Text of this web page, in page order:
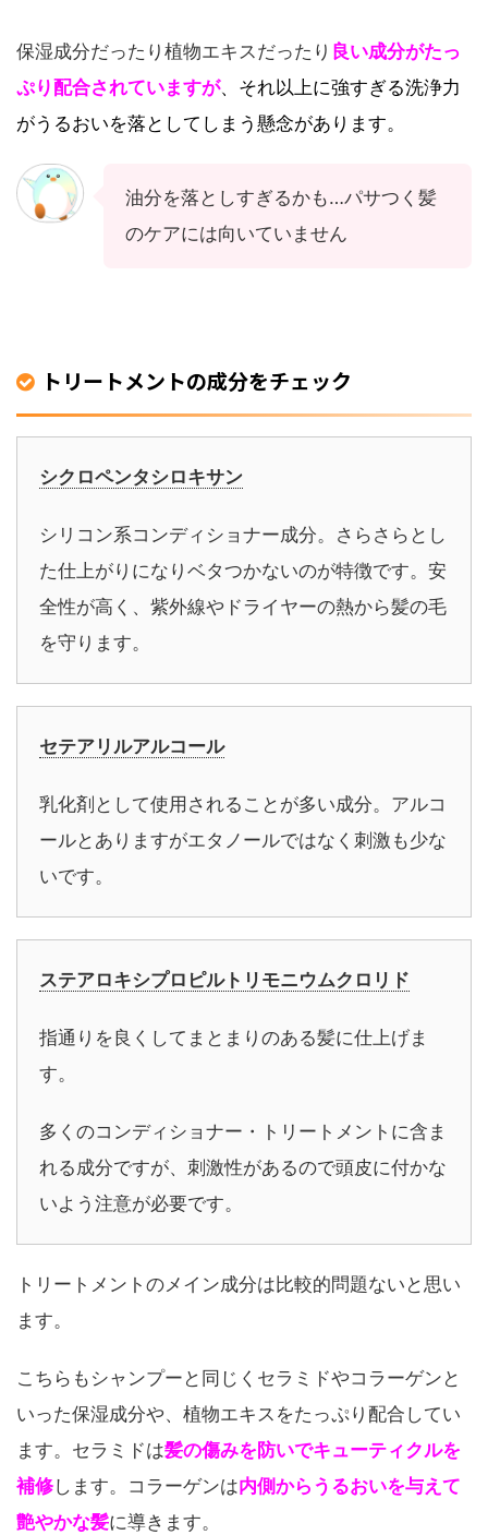
保湿成分だったり植物エキスだったり 良い成分がたっ
ぷり配合されていますが、それ以上に強すぎる洗浄力
がうるおいを落としてしまう懸念があります。
油分を落としすぎるかも…パサつく髪
のケアには向いていません
トリートメントの成分をチェック
シクロペンタシロキサン
シリコン系コンディショナー成分。さらさらとし
た仕上がりになりベタつかないのが特徴です。安
全性が高く、紫外線やドライヤーの熱から髪の毛
を守ります。
セテアリルアルコール
乳化剤として使用されることが多い成分。アルコ
ールとありますがエタノールではなく刺激も少な
いです。
ステアロキシプロピルトリモニウムクロリド
指通りを良くしてまとまりのある髪に仕上げま
す。
多くのコンディショナー・トリートメントに含ま
れる成分ですが、刺激性があるので頭皮に付かな
いよう注意が必要です。
トリートメントのメイン成分は比較的問題ないと思い
ます。
こちらもシャンプーと同じくセラミドやコラーゲンと
いった保湿成分や、植物エキスをたっぷり配合してい
ます。セラミドは髪の傷みを防いでキューティクルを
補修します。コラーゲンは内側からうるおいを与えて
艶やかな髪に導きます。